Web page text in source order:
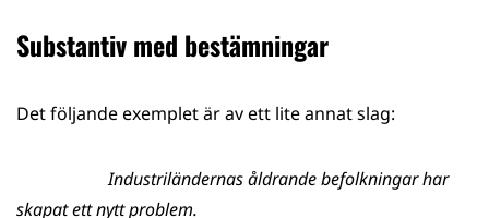
Substantiv med bestämningar
Det följande exemplet är av ett lite annat slag:
Industriländernas åldrande befolkningar har
skapat ett nytt problem.